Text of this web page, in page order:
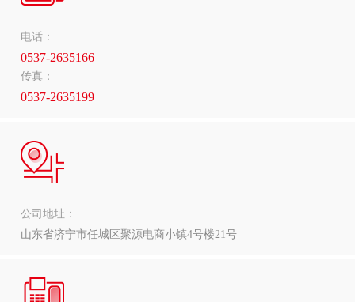
电话：
0537-2635166
传真：
0537-2635199
公司地址：
山东省济宁市任城区聚源电商小镇4号楼21号